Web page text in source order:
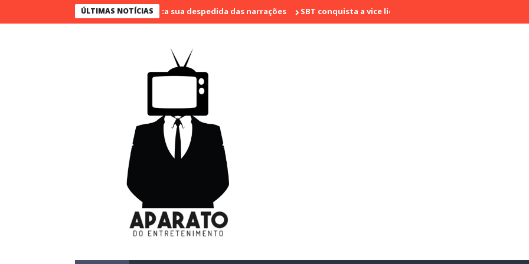
ÚLTIMAS NOTÍCIAS
narra o último jogo e marca sua despedida das narrações SBT conquista a vice liderança com "Bake Off Brasil" e "SBT